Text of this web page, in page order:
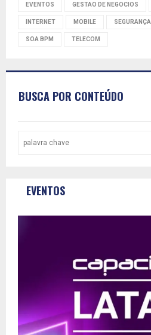
EVENTOS GESTAO DE NEGOCIOS
INTERNET MOBILE SEGURANÇA
SOA BPM TELECOM
BUSCA POR CONTEÚDO
EVENTOS